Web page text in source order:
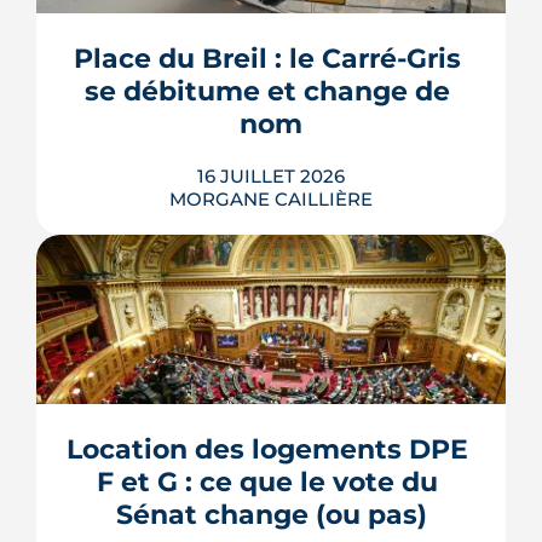
l'accord du promoteur. Distincts des
livraison, ces aménagements
s'encadrent par un contrat spécifique
Place du Breil : le Carré-Gris
se débitume et change de
nom
16 JUILLET 2026
MORGANE CAILLIÈRE
L'esplanade goudronnée du Breil-
Malville, doublée d'un parking, est en
travaux depuis janvier. D'ici décembre,
plantée, débaptisée au profit d'Aimée
Lallement, féministe et résistante.
LIRE L'ARTICLE
Location des logements DPE
F et G : ce que le vote du
Sénat change (ou pas)